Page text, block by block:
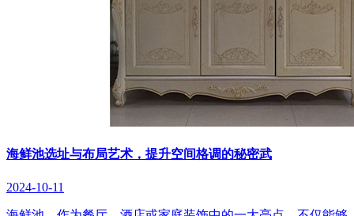
海鲜池选址与布局艺术，提升空间格调的秘密武
2024-10-11